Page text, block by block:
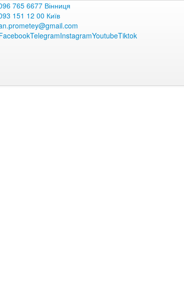
765 6677 Вінниця
151 12 00 Київ
TelegramInstagramYoutubeTiktok